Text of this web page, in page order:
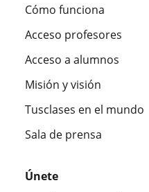
Cómo funciona
Acceso profesores
Acceso a alumnos
Misión y visión
Tusclases en el mundo
Sala de prensa
Únete